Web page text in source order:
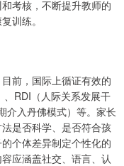
考核，不断提升教师的
训练。
前，国际上循证有效的
RDI（人际关系发展干
介入丹佛模式）等。家长
是否科学、是否符合孩
个体差异制定个性化的
应涵盖社交、语言、认